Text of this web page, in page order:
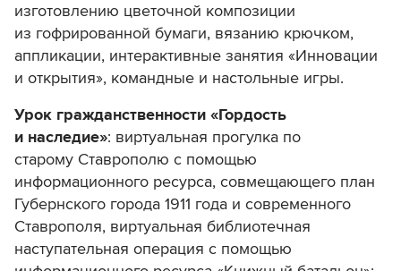
изготовлению цветочной композиции
из гофрированной бумаги, вязанию крючком,
аппликации, интерактивные занятия «Инновации
и открытия», командные и настольные игры.
Урок гражданственности «Гордость
и наследие»: виртуальная прогулка по
старому Ставрополю с помощью
информационного ресурса, совмещающего план
Губернского города 1911 года и современного
Ставрополя, виртуальная библиотечная
наступательная операция с помощью